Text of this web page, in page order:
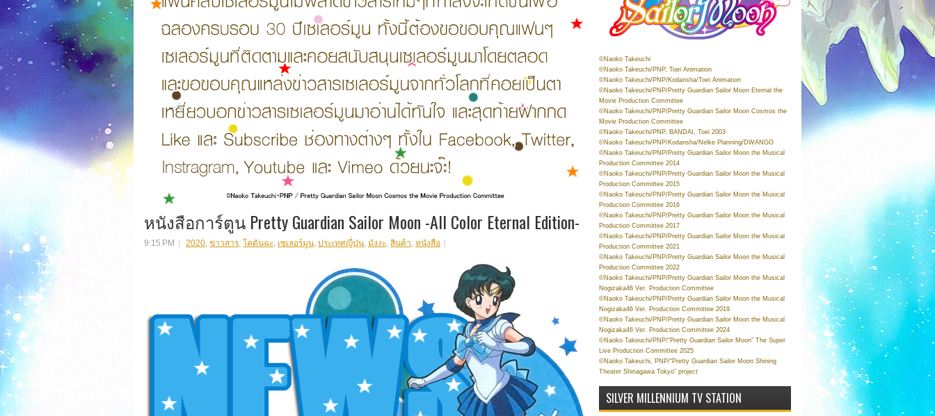
หนังสือการ์ตูน Pretty Guardian Sailor Moon -All Color Eternal Edition-
9:15 PM 2020, ข่าวสาร, โคดันฉะ, เซเลอร์มูน, ประเทศญี่ปุ่น, มังงะ, สินค้า, หนังสือ
©Naoko Takeuchi
©Naoko Takeuchi/PNP, Toei Animation
©Naoko Takeuchi/PNP/Kodansha/Toei Animation
©Naoko Takeuchi/PNP/Pretty Guardian Sailor Moon Eternal the
Movie Production Committee
©Naoko Takeuchi/PNP/Pretty Guardian Sailor Moon Cosmos the
Movie Production Committee
©Naoko Takeuchi/PNP, BANDAI, Toei 2003
©Naoko Takeuchi/PNP/Kodansha/Nelke Planning/DWANGO
©Naoko Takeuchi/PNP/Pretty Guardian Sailor Moon the Musical
Production Committee 2014
©Naoko Takeuchi/PNP/Pretty Guardian Sailor Moon the Musical
Production Committee 2015
©Naoko Takeuchi/PNP/Pretty Guardian Sailor Moon the Musical
Production Committee 2016
©Naoko Takeuchi/PNP/Pretty Guardian Sailor Moon the Musical
Production Committee 2017
©Naoko Takeuchi/PNP/Pretty Guardian Sailor Moon the Musical
Production Committee 2021
©Naoko Takeuchi/PNP/Pretty Guardian Sailor Moon the Musical
Production Committee 2022
©Naoko Takeuchi/PNP/Pretty Guardian Sailor Moon the Musical
Nogizaka46 Ver. Production Committee
©Naoko Takeuchi/PNP/Pretty Guardian Sailor Moon the Musical
Nogizaka46 Ver. Production Committee 2019
©Naoko Takeuchi/PNP/Pretty Guardian Sailor Moon the Musical
Nogizaka46 Ver. Production Committee 2024
©Naoko Takeuchi/PNP/“Pretty Guardian Sailor Moon” The Super
Live Production Committee 2025
©Naoko Takeuchi, PNP/“Pretty Guardian Sailor Moon Shining
Theater Shinagawa Tokyo” project
SILVER MILLENNIUM TV STATION